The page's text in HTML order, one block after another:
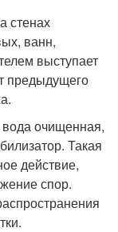
стенах
ванн,
выступает
предыдущего
вода очищенная,
Такая
действие,
спор.